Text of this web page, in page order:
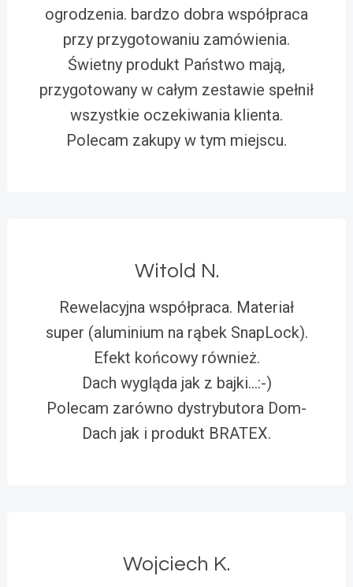
ogrodzenia. bardzo dobra współpraca
przy przygotowaniu zamówienia.
Świetny produkt Państwo mają,
przygotowany w całym zestawie spełnił
wszystkie oczekiwania klienta.
Polecam zakupy w tym miejscu.
Witold N.
Rewelacyjna współpraca. Materiał
super (aluminium na rąbek SnapLock).
Efekt końcowy również.
Dach wygląda jak z bajki…:-)
Polecam zarówno dystrybutora Dom-
Dach jak i produkt BRATEX.
Wojciech K.